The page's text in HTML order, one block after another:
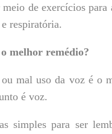
de exercícios para
respiratória.
melhor remédio?
mal uso da voz é o
é voz.
simples para ser